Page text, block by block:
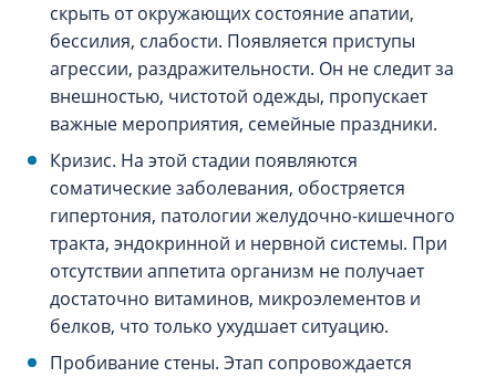
скрыть от окружающих состояние апатии,
бессилия, слабости. Появляется приступы
агрессии, раздражительности. Он не следит за
внешностью, чистотой одежды, пропускает
важные мероприятия, семейные праздники.
Кризис. На этой стадии появляются
соматические заболевания, обостряется
гипертония, патологии желудочно-кишечного
тракта, эндокринной и нервной системы. При
отсутствии аппетита организм не получает
достаточно витаминов, микроэлементов и
белков, что только ухудшает ситуацию.
Пробивание стены. Этап сопровождается